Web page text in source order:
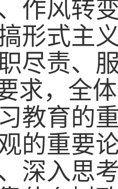
作风转
形式主
尽责、
求，全
教育的
的重要
深入思